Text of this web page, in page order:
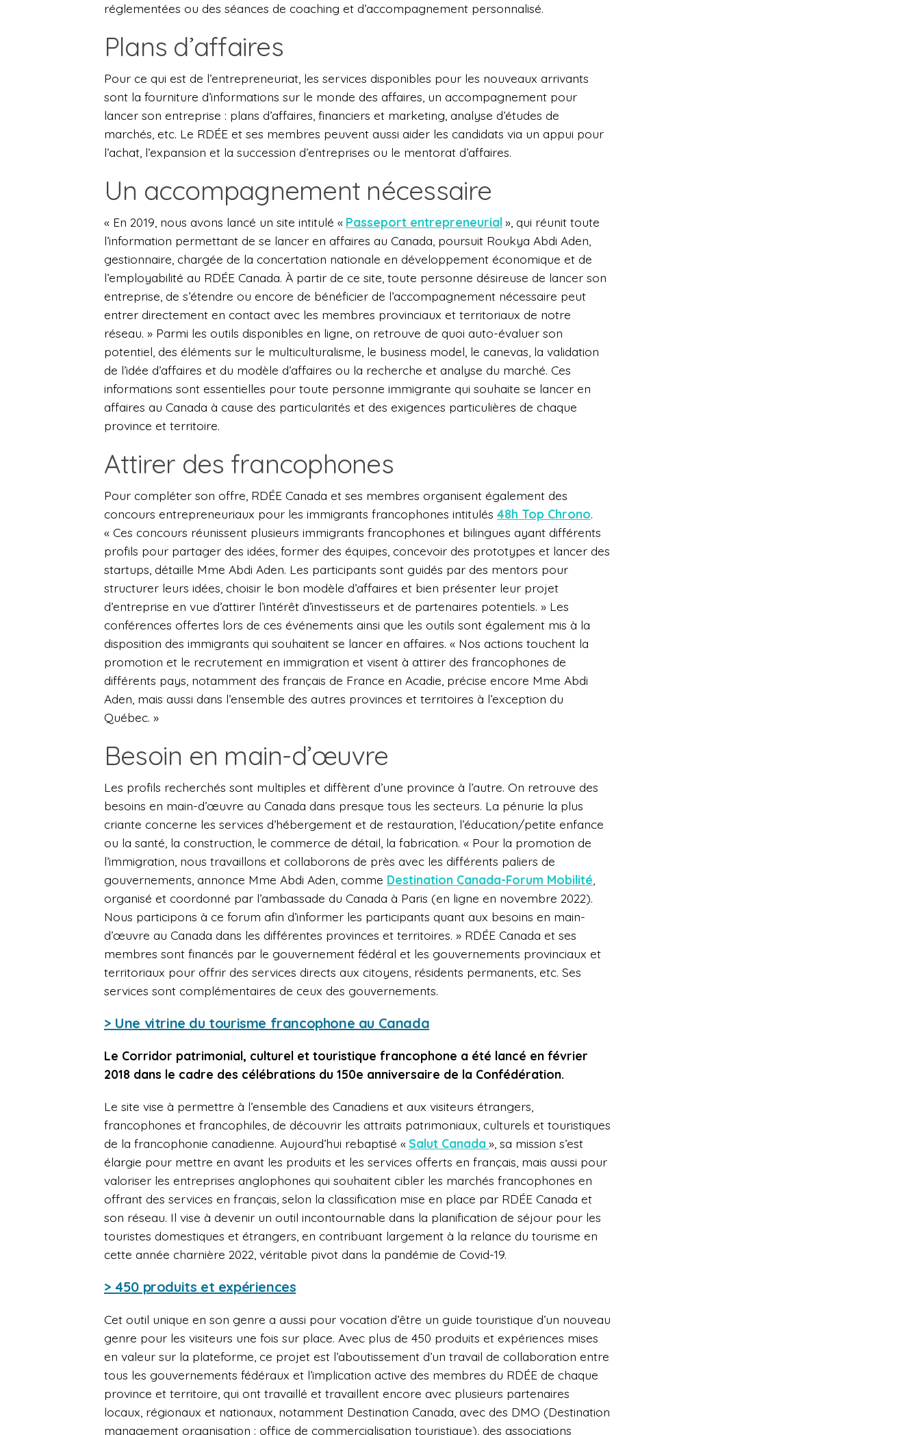
réglementées ou des séances de coaching et d’accompagnement personnalisé.
Plans d’affaires
Pour ce qui est de l’entrepreneuriat, les services disponibles pour les nouveaux arrivants
sont la fourniture d’informations sur le monde des affaires, un accompagnement pour
lancer son entreprise : plans d’affaires, financiers et marketing, analyse d’études de
marchés, etc. Le RDÉE et ses membres peuvent aussi aider les candidats via un appui pour
l’achat, l’expansion et la succession d’entreprises ou le mentorat d’affaires.
Un accompagnement nécessaire
« En 2019, nous avons lancé un site intitulé « Passeport entrepreneurial», qui réunit toute
l’information permettant de se lancer en affaires au Canada, poursuit Roukya Abdi Aden,
gestionnaire, chargée de la concertation nationale en développement économique et de
l’employabilité au RDÉE Canada. À partir de ce site, toute personne désireuse de lancer son
entreprise, de s’étendre ou encore de bénéficier de l’accompagnement nécessaire peut
entrer directement en contact avec les membres provinciaux et territoriaux de notre
réseau. » Parmi les outils disponibles en ligne, on retrouve de quoi auto-évaluer son
potentiel, des éléments sur le multiculturalisme, le business model, le canevas, la validation
de l’idée d’affaires et du modèle d’affaires ou la recherche et analyse du marché. Ces
informations sont essentielles pour toute personne immigrante qui souhaite se lancer en
affaires au Canada à cause des particularités et des exigences particulières de chaque
province et territoire.
Attirer des francophones
Pour compléter son offre, RDÉE Canada et ses membres organisent également des
concours entrepreneuriaux pour les immigrants francophones intitulés 48h Top Chrono.
« Ces concours réunissent plusieurs immigrants francophones et bilingues ayant différents
profils pour partager des idées, former des équipes, concevoir des prototypes et lancer des
startups, détaille Mme Abdi Aden. Les participants sont guidés par des mentors pour
structurer leurs idées, choisir le bon modèle d’affaires et bien présenter leur projet
d’entreprise en vue d’attirer l’intérêt d’investisseurs et de partenaires potentiels. » Les
conférences offertes lors de ces événements ainsi que les outils sont également mis à la
disposition des immigrants qui souhaitent se lancer en affaires. « Nos actions touchent la
promotion et le recrutement en immigration et visent à attirer des francophones de
différents pays, notamment des français de France en Acadie, précise encore Mme Abdi
Aden, mais aussi dans l’ensemble des autres provinces et territoires à l’exception du
Québec. »
Besoin en main-d’œuvre
Les profils recherchés sont multiples et diffèrent d’une province à l’autre. On retrouve des
besoins en main-d’œuvre au Canada dans presque tous les secteurs. La pénurie la plus
criante concerne les services d’hébergement et de restauration, l’éducation/petite enfance
ou la santé, la construction, le commerce de détail, la fabrication. « Pour la promotion de
l’immigration, nous travaillons et collaborons de près avec les différents paliers de
gouvernements, annonce Mme Abdi Aden, comme Destination Canada-Forum Mobilité
organisé et coordonné par l’ambassade du Canada à Paris (en ligne en novembre 2022).
Nous participons à ce forum afin d’informer les participants quant aux besoins en main-
d’œuvre au Canada dans les différentes provinces et territoires. » RDÉE Canada et ses
membres sont financés par le gouvernement fédéral et les gouvernements provinciaux et
territoriaux pour offrir des services directs aux citoyens, résidents permanents, etc. Ses
services sont complémentaires de ceux des gouvernements.
> Une vitrine du tourisme francophone au Canada
Le Corridor patrimonial, culturel et touristique francophone a été lancé en février
2018 dans le cadre des célébrations du 150e anniversaire de la Confédération.
Le site vise à permettre à l’ensemble des Canadiens et aux visiteurs étrangers,
francophones et francophiles, de découvrir les attraits patrimoniaux, culturels et touristiques
de la francophonie canadienne. Aujourd’hui rebaptisé « Salut Canada», sa mission s’est
élargie pour mettre en avant les produits et les services offerts en français, mais aussi pour
valoriser les entreprises anglophones qui souhaitent cibler les marchés francophones en
offrant des services en français, selon la classification mise en place par RDÉE Canada et
son réseau. Il vise à devenir un outil incontournable dans la planification de séjour pour les
touristes domestiques et étrangers, en contribuant largement à la relance du tourisme en
cette année charnière 2022, véritable pivot dans la pandémie de Covid-19.
> 450 produits et expériences
Cet outil unique en son genre a aussi pour vocation d’être un guide touristique d’un nouveau
genre pour les visiteurs une fois sur place. Avec plus de 450 produits et expériences mises
en valeur sur la plateforme, ce projet est l’aboutissement d’un travail de collaboration entre
tous les gouvernements fédéraux et l’implication active des membres du RDÉE de chaque
province et territoire, qui ont travaillé et travaillent encore avec plusieurs partenaires
locaux, régionaux et nationaux, notamment Destination Canada, avec des DMO (Destination
management organisation : office de commercialisation touristique), des associations